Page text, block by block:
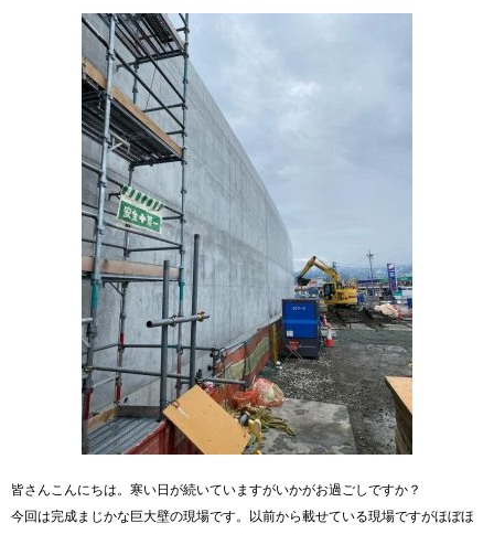
皆さんこんにちは。寒い日が続いていますがいかがお過ごしですか？
今回は完成まじかな巨大壁の現場です。以前から載せている現場ですがほぼほ